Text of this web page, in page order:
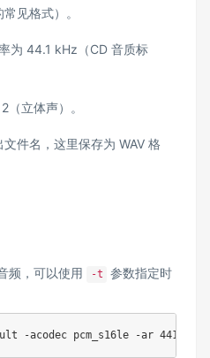
见格式）。
为 44.1 kHz（CD 音质标
（立体声）。
文件名，这里保存为 WAV 格
频，可以使用 -t
参数指定时
-acodec pcm_s16le -ar 44100 -